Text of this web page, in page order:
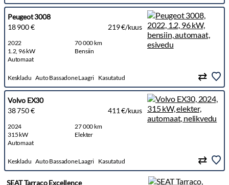
Peugeot 3008
18 900 €
219 €/kuus
2022
70 000 km
1.2, 96 kW
Bensiin
Automaat
Keskladu Auto Bassadone Laagri Kasutatud
Volvo EX30
38 750 €
411 €/kuus
2024
27 000 km
315 kW
Elekter
Automaat
Keskladu Auto Bassadone Laagri Kasutatud
SEAT Tarraco Excellence